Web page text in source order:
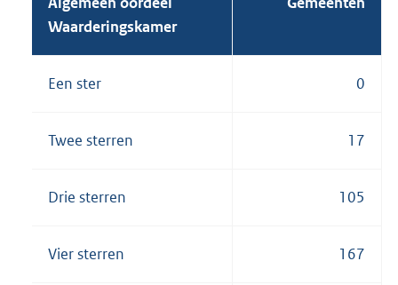
Waarderingskamer
Een ster 0
Twee sterren 17
Drie sterren 105
Vier sterren 167